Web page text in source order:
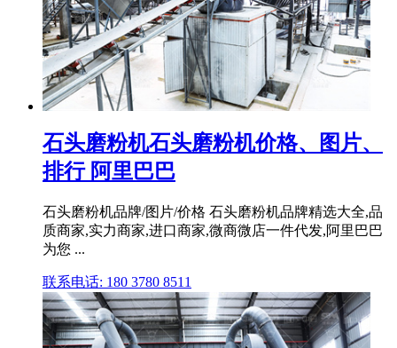
石头磨粉机石头磨粉机价格、图片、
排行 阿里巴巴
石头磨粉机品牌/图片/价格 石头磨粉机品牌精选大全,品
质商家,实力商家,进口商家,微商微店一件代发,阿里巴巴
为您 ...
联系电话: 180 3780 8511